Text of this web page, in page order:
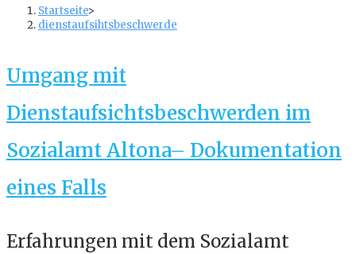
Startseite>
dienstaufsihtsbeschwerde
Umgang mit
Dienstaufsichtsbeschwerden im
Sozialamt Altona– Dokumentation
eines Falls
Erfahrungen mit dem Sozialamt